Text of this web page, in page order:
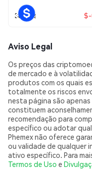
30 Dias $-
Aviso Legal
Os preços das
de mercado e à
produtos com os quais
totalmente os riscos
nesta página são
constituem
recomendação para
específico ou adotar
Phemex não oferece
ou validade de qualquer
ativo específico. Para
Termos de Uso e